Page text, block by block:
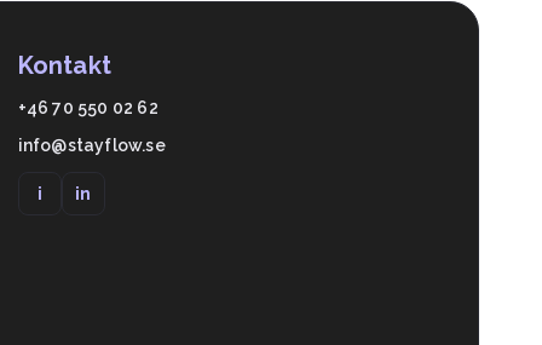
Kontakt
+46 70 550 02 62
info@stayflow.se
i in